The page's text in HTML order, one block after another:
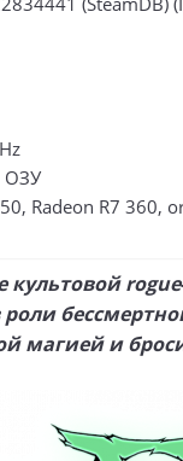
ОЗУ
Radeon R7 360,
роли
магией и